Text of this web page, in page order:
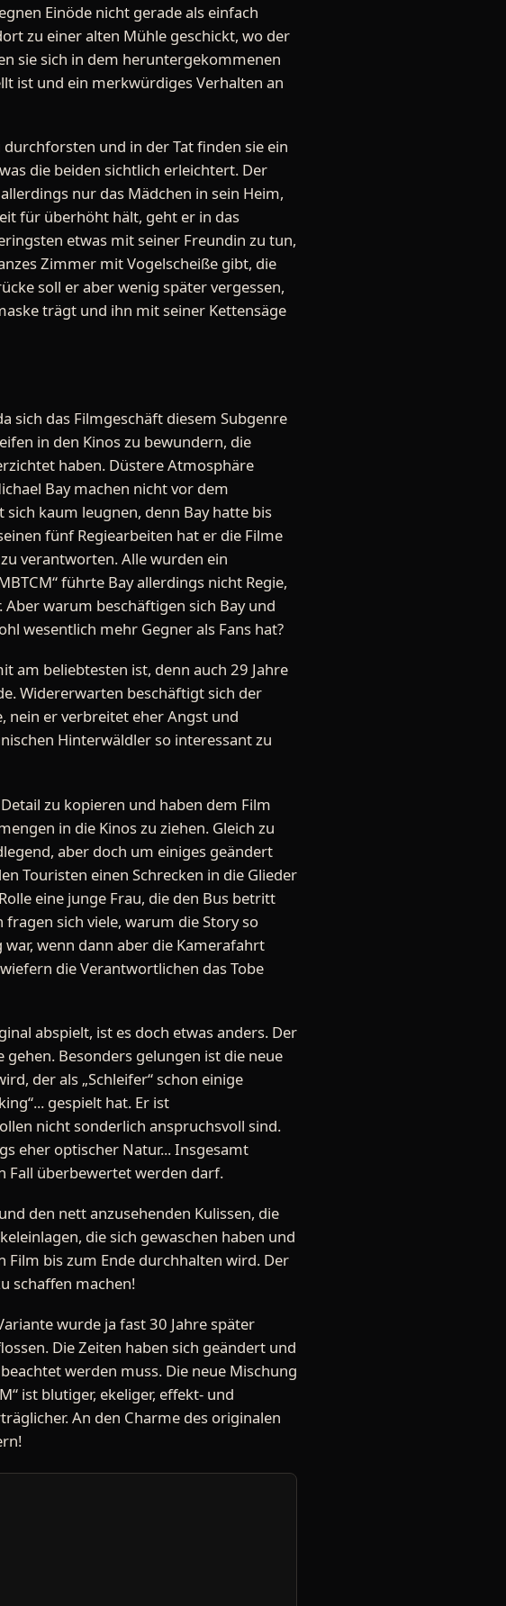
Einöde nicht gerade als einfach
zu einer alten Mühle geschickt, wo der
sie sich in dem heruntergekommenen
ist und ein merkwürdiges Verhalten an
und in der Tat finden sie ein
die beiden sichtlich erleichtert. Der
nur das Mädchen in sein Heim,
für überhöht hält, geht er in das
etwas mit seiner Freundin zu tun,
Zimmer mit Vogelscheiße gibt, die
soll er aber wenig später vergessen,
trägt und ihn mit seiner Kettensäge
sich das Filmgeschäft diesem Subgenre
in den Kinos zu bewundern, die
haben. Düstere Atmosphäre
Bay machen nicht vor dem
kaum leugnen, denn Bay hatte bis
fünf Regiearbeiten hat er die Filme
zu verantworten. Alle wurden ein
führte Bay allerdings nicht Regie,
warum beschäftigen sich Bay und
wesentlich mehr Gegner als Fans hat?
am beliebtesten ist, denn auch 29 Jahre
Widererwarten beschäftigt sich der
nein er verbreitet eher Angst und
Hinterwäldler so interessant zu
zu kopieren und haben dem Film
in die Kinos zu ziehen. Gleich zu
aber doch um einiges geändert
Touristen einen Schrecken in die Glieder
eine junge Frau, die den Bus betritt
sich viele, warum die Story so
wenn dann aber die Kamerafahrt
die Verantwortlichen das Tobe
abspielt, ist es doch etwas anders. Der
Besonders gelungen ist die neue
der als „Schleifer“ schon einige
gespielt hat. Er ist
nicht sonderlich anspruchsvoll sind.
eher optischer Natur... Insgesamt
Fall überbewertet werden darf.
den nett anzusehenden Kulissen, die
die sich gewaschen haben und
Film bis zum Ende durchhalten wird. Der
schaffen machen!
wurde ja fast 30 Jahre später
Die Zeiten haben sich geändert und
werden muss. Die neue Mischung
ist blutiger, ekeliger, effekt- und
An den Charme des originalen